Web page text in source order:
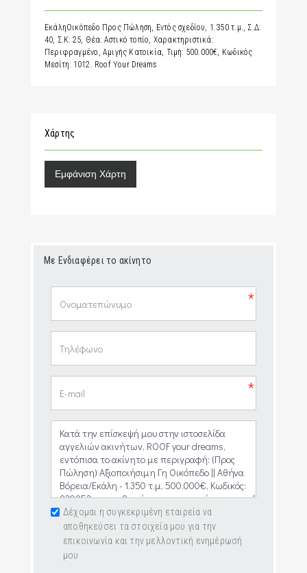
ΕκάληΟικόπεδο Προς Πώληση, Εντός σχεδίου, 1.350 τ.μ., Σ.Δ:
40, Σ.Κ: 25, Θέα: Αστικό τοπίο, Χαρακτηριστικά:
Περιφραγμένο, Αμιγής Κατοικία, Τιμή: 500.000€, Κωδικός
Μεσίτη: 1012. Roof Your Dreams
Χάρτης
Εμφάνιση Χάρτη
Με Ενδιαφέρει το ακίνητο
*
*
Δέχομαι η συγκεκριμένη εταιρεία να
αποθηκεύσει τα στοιχεία μου για την
επικοινωνία και την μελλοντική ενημέρωσή
μου